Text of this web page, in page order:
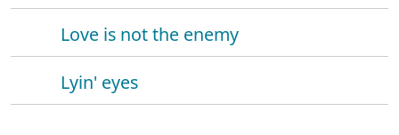
Love is not the enemy
Lyin' eyes